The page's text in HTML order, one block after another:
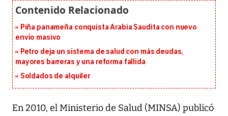
Piña panameña conquista Arabia Saudita con nuevo
envío masivo
Petro deja un sistema de salud con más deudas,
mayores barreras y una reforma fallida
Soldados de alquiler
En 2010, el Ministerio de Salud (MINSA) publicó